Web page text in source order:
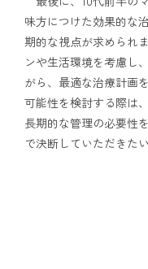
味方につけた効果的な
期的な視点が求められ
ンや生活環境を考慮し
がら、最適な治療計画
可能性を検討する際は
長期的な管理の必要性
で決断していただきた